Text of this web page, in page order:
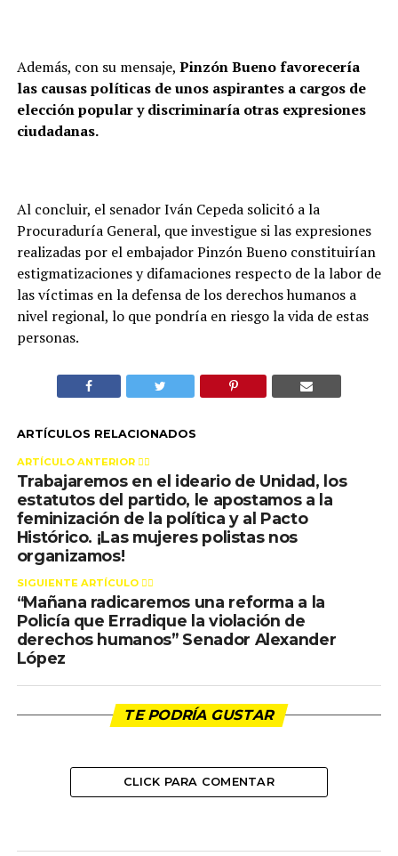
Además, con su mensaje, Pinzón Bueno favorecería
las causas políticas de unos aspirantes a cargos de
elección popular y discriminaría otras expresiones
ciudadanas.
Al concluir, el senador Iván Cepeda solicitó a la
Procuraduría General, que investigue si las expresiones
realizadas por el embajador Pinzón Bueno constituirían
estigmatizaciones y difamaciones respecto de la labor de
las víctimas en la defensa de los derechos humanos a
nivel regional, lo que pondría en riesgo la vida de estas
personas.
ARTÍCULOS RELACIONADOS
ARTÍCULO ANTERIOR 👉🏻
Trabajaremos en el ideario de Unidad, los
estatutos del partido, le apostamos a la
feminización de la política y al Pacto
Histórico. ¡Las mujeres polistas nos
organizamos!
SIGUIENTE ARTÍCULO 👈🏻
“Mañana radicaremos una reforma a la
Policía que Erradique la violación de
derechos humanos” Senador Alexander
López
TE PODRÍA GUSTAR
CLICK PARA COMENTAR